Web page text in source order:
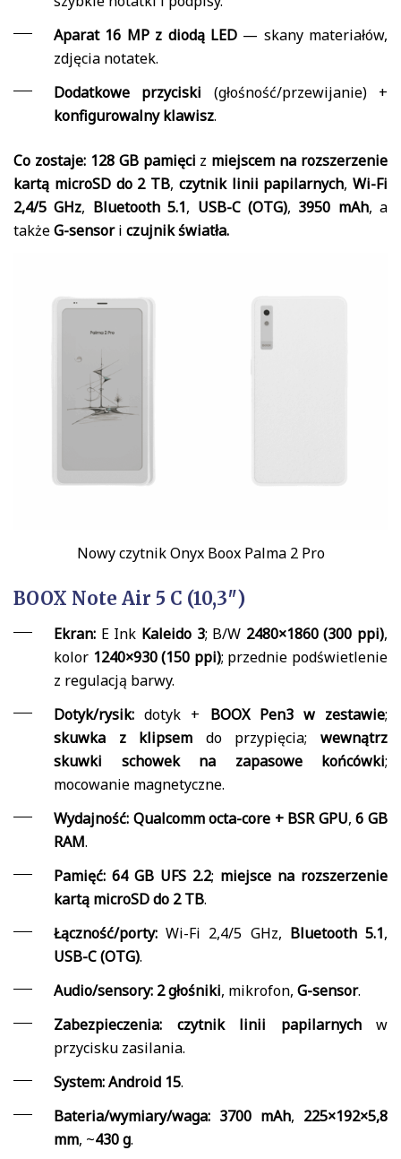
Aparat 16 MP z diodą LED— skany materiałów,
zdjęcia notatek.
Dodatkowe przyciski (głośność/przewijanie) +
konfigurowalny klawisz.
Co zostaje: 128 GB pamięci z miejscem na rozszerzenie
kartą microSD do 2 TB, czytnik linii papilarnych, Wi-Fi
2,4/5 GHz, Bluetooth 5.1, USB-C (OTG), 3950 mAh, a
takżeG-sensori czujnik światła.
Nowy czytnik Onyx Boox Palma 2 Pro
BOOX Note Air 5 C (10,3″)
Ekran: E Ink Kaleido 3; B/W 2480×1860 (300 ppi),
kolor 1240×930 (150 ppi); przednie podświetlenie
z regulacją barwy.
Dotyk/rysik: dotyk + BOOX Pen3 w zestawie;
skuwka z klipsem do przypięcia;wewnątrz
skuwki schowek na zapasowe końcówki;
mocowanie magnetyczne.
Wydajność: Qualcomm octa-core + BSR GPU,6 GB
RAM.
Pamięć: 64 GB UFS 2.2; miejsce na rozszerzenie
kartą microSD do 2 TB.
Łączność/porty: Wi-Fi 2,4/5 GHz, Bluetooth 5.1,
USB-C (OTG).
Audio/sensory: 2 głośniki, mikrofon, G-sensor.
Zabezpieczenia:
czytnik linii papilarnychw
przycisku zasilania.
System:Android 15.
Bateria/wymiary/waga: 3700 mAh, 225×192×5,8
mm, ~430 g.